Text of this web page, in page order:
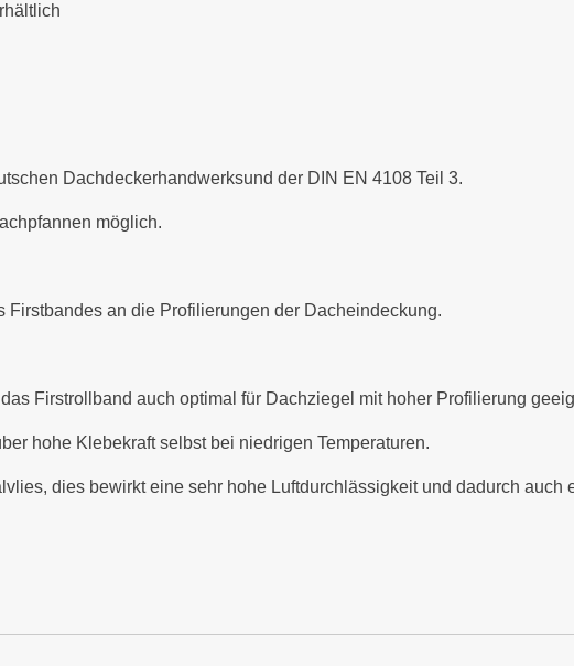
Dachdeckerhandwerksund der DIN EN 4108 Teil 3.
möglich.
an die Profilierungen der Dacheindeckung.
Firstrollband auch optimal für Dachziegel mit hoher Profilierung
hohe Klebekraft selbst bei niedrigen Temperaturen.
dies bewirkt eine sehr hohe Luftdurchlässigkeit und dadurch